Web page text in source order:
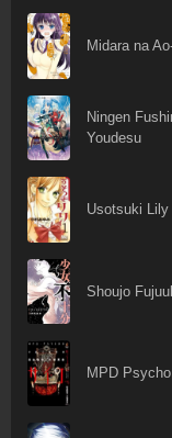
Midara na
Ningen
Youdesu
Usotsuki Lily
Shoujo
MPD Psycho